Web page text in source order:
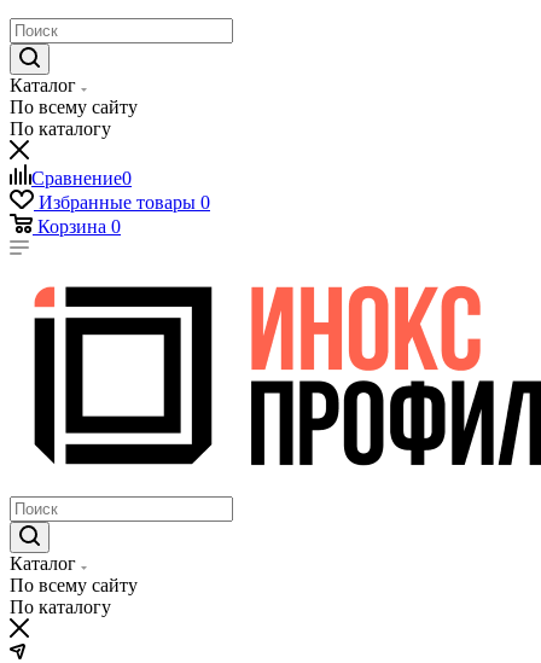
Каталог
По всему сайту
По каталогу
Сравнение0
Избранные товары 0
Корзина 0
Каталог
По всему сайту
По каталогу